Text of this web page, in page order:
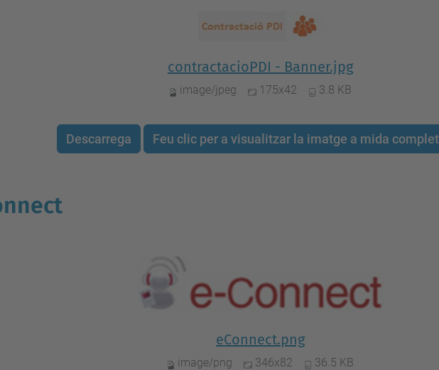
contractacioPDI - Banner.jpg
image/jpeg 175x42 3.8 KB
Descarrega Feu clic per a visualitzar la imatge a mida
eConnect.png
image/png 346x82 36.5 KB